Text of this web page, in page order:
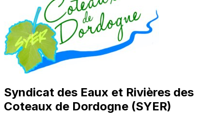
Syndicat des Eaux et Rivières des
Coteaux de Dordogne (SYER)